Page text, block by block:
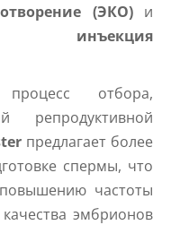
(ЭКО)и
инъекция
отбора,
репродуктивной
предлагает более
спермы, что
повышению частоты
эмбрионов